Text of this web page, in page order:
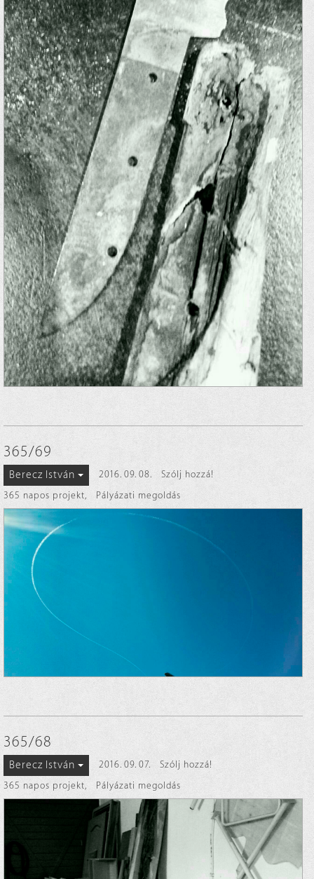
365/69
Berecz István 2016. 09. 08.
Szólj hozzá!
365 napos projekt, Pályázati megoldás
365/68
Berecz István 2016. 09. 07.
Szólj hozzá!
365 napos projekt, Pályázati megoldás